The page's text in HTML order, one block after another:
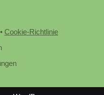
• Cookie-Richtlinie